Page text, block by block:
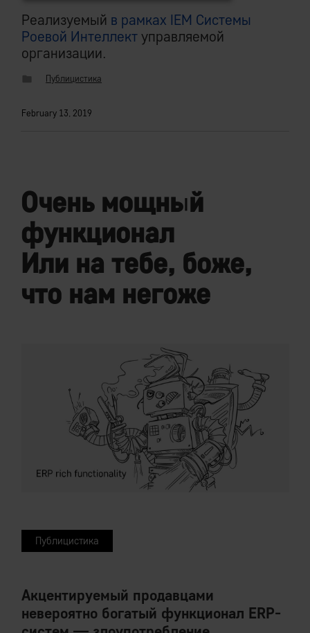
Реализуемый в рамках IEM Системы
Роевой Интеллект управляемой
организации.
Публицистика
February 13, 2019
Очень мощный
функционал
Или на тебе, боже,
что нам негоже
Публицистика
Акцентируемый продавцами
невероятно богатый функционал ERP-